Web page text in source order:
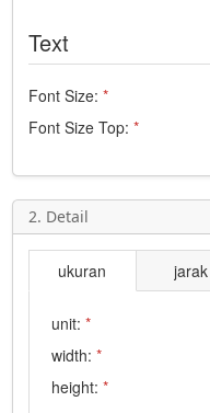
Text
Font Size: *
Font Size Top: *
2. Detail
ukuran jarak
unit: *
width: *
height: *